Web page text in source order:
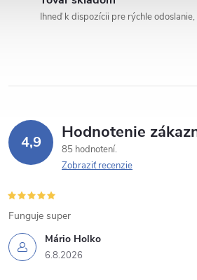
p
v
k
y
v
ý
Ihneď k dispozícii pre rýchle
4,9 Hodnotenie
85 hodnotení
Zobraziť recenzie
Mário Holko
6.8.2026
Funguje super